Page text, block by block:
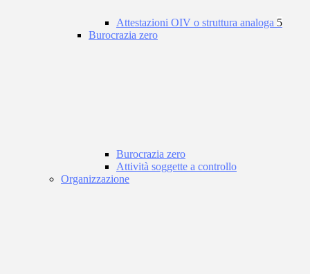
Attestazioni OIV o struttura analoga 5
Burocrazia zero
Burocrazia zero
Attività soggette a controllo
Organizzazione